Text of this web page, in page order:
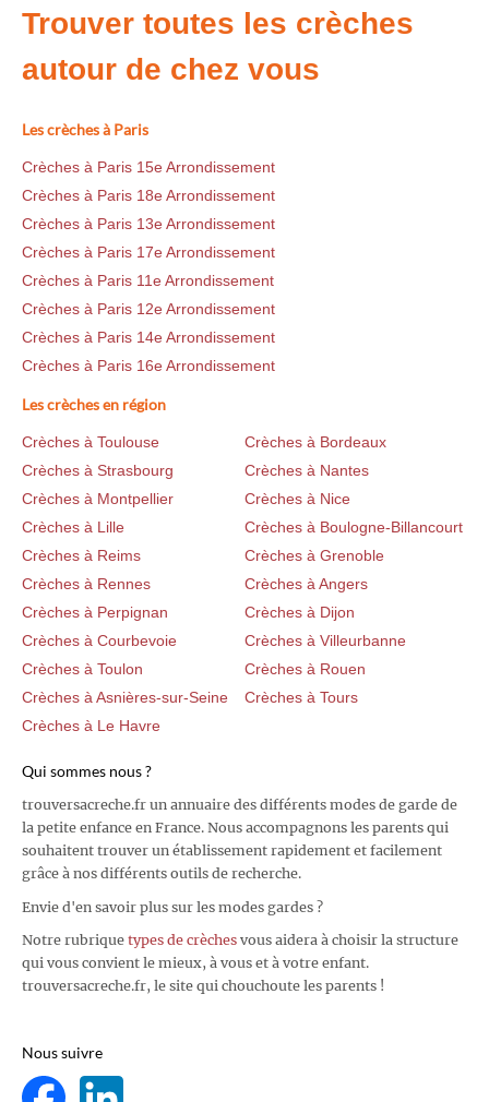
Trouver toutes les crèches
autour de chez vous
Les crèches à Paris
Crèches à Paris 15e Arrondissement
Crèches à Paris 18e Arrondissement
Crèches à Paris 13e Arrondissement
Crèches à Paris 17e Arrondissement
Crèches à Paris 11e Arrondissement
Crèches à Paris 12e Arrondissement
Crèches à Paris 14e Arrondissement
Crèches à Paris 16e Arrondissement
Les crèches en région
Crèches à Toulouse
Crèches à Bordeaux
Crèches à Strasbourg
Crèches à Nantes
Crèches à Montpellier
Crèches à Nice
Crèches à Lille
Crèches à Boulogne-Billancourt
Crèches à Reims
Crèches à Grenoble
Crèches à Rennes
Crèches à Angers
Crèches à Perpignan
Crèches à Dijon
Crèches à Courbevoie
Crèches à Villeurbanne
Crèches à Toulon
Crèches à Rouen
Crèches à Asnières-sur-Seine
Crèches à Tours
Crèches à Le Havre
Qui sommes nous ?
trouversacreche.fr un annuaire des différents modes de garde de
la petite enfance en France. Nous accompagnons les parents qui
souhaitent trouver un établissement rapidement et facilement
grâce à nos différents outils de recherche.
Envie d'en savoir plus sur les modes gardes ?
Notre rubrique types de crèches vous aidera à choisir la structure
qui vous convient le mieux, à vous et à votre enfant.
trouversacreche.fr, le site qui chouchoute les parents !
Nous suivre